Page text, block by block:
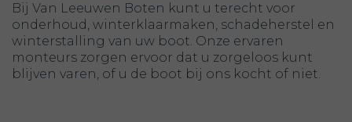
Bij Van Leeuwen Boten kunt u terecht voor
onderhoud, winterklaarmaken, schadeherstel en
winterstalling van uw boot. Onze ervaren
monteurs zorgen ervoor dat u zorgeloos kunt
blijven varen, of u de boot bij ons kocht of niet.